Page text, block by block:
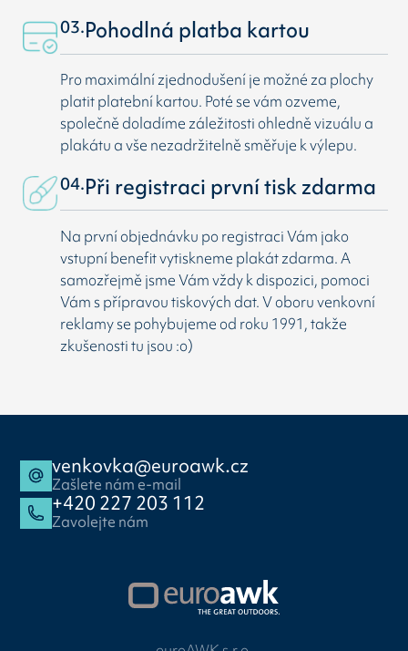
03.Pohodlná platba kartou
Pro maximální zjednodušení je možné za plochy
platit platební kartou. Poté se vám ozveme,
společně doladíme záležitosti ohledně vizuálu a
plakátu a vše nezadržitelně směřuje k výlepu.
04.Při registraci první tisk zdarma
Na první objednávku po registraci Vám jako
vstupní benefit vytiskneme plakát zdarma. A
samozřejmě jsme Vám vždy k dispozici, pomoci
Vám s přípravou tiskových dat. V oboru venkovní
reklamy se pohybujeme od roku 1991, takže
zkušenosti tu jsou :o)
venkovka@euroawk.cz
Zašlete nám e-mail
+420 227 203 112
Zavolejte nám